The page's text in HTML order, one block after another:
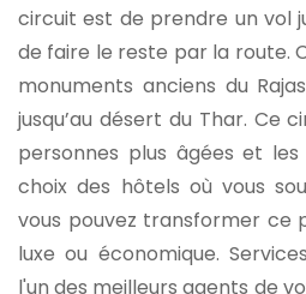
circuit est de prendre un vol
de faire le reste par la route.
monuments anciens du
jusqu’au désert du Thar. Ce
personnes plus âgées et
choix des hôtels où vous
vous pouvez transformer ce
luxe ou économique.
l'un des meilleurs agents de